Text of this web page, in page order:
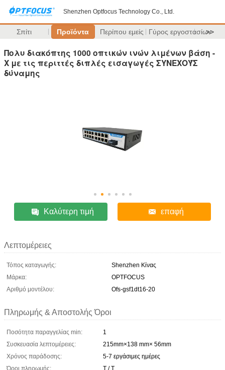
Shenzhen Optfocus Technology Co., Ltd.
Σπίτι Προϊόντα Περίπου εμείς Γύρος εργοστασίων
>>
Πολυ διακόπτης 1000 οπτικών ινών λιμένων βάση -
Χ με τις περιττές διπλές εισαγωγές ΣΥΝΕΧΟΎΣ
δύναμης
Καλύτερη τιμή επαφή
Λεπτομέρειες
Τόπος καταγωγής:
Shenzhen Κίνας
Μάρκα:
OPTFOCUS
Αριθμό μοντέλου:
Ofs-gsf1dt16-20
Πληρωμής & Αποστολής Όροι
Ποσότητα παραγγελίας min:
1
Συσκευασία λεπτομέρειες:
215mm×138 mm× 56mm
Χρόνος παράδοσης:
5-7 εργάσιμες ημέρες
Όροι πληρωμής:
T / T